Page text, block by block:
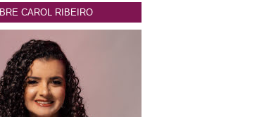
CAROL RIBEIRO